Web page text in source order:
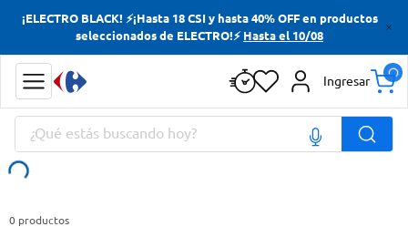
¡ELECTRO BLACK! ⚡¡Hasta 18 CSI y hasta 40% OFF en productos
seleccionados de ELECTRO!⚡ Hasta el 10/08
Ingresar
¿Qué estás buscando hoy?
0 productos
Términos más buscados
Yerba
Términos más buscados
Yerba
Cerveza
Doves
Papas Fritas